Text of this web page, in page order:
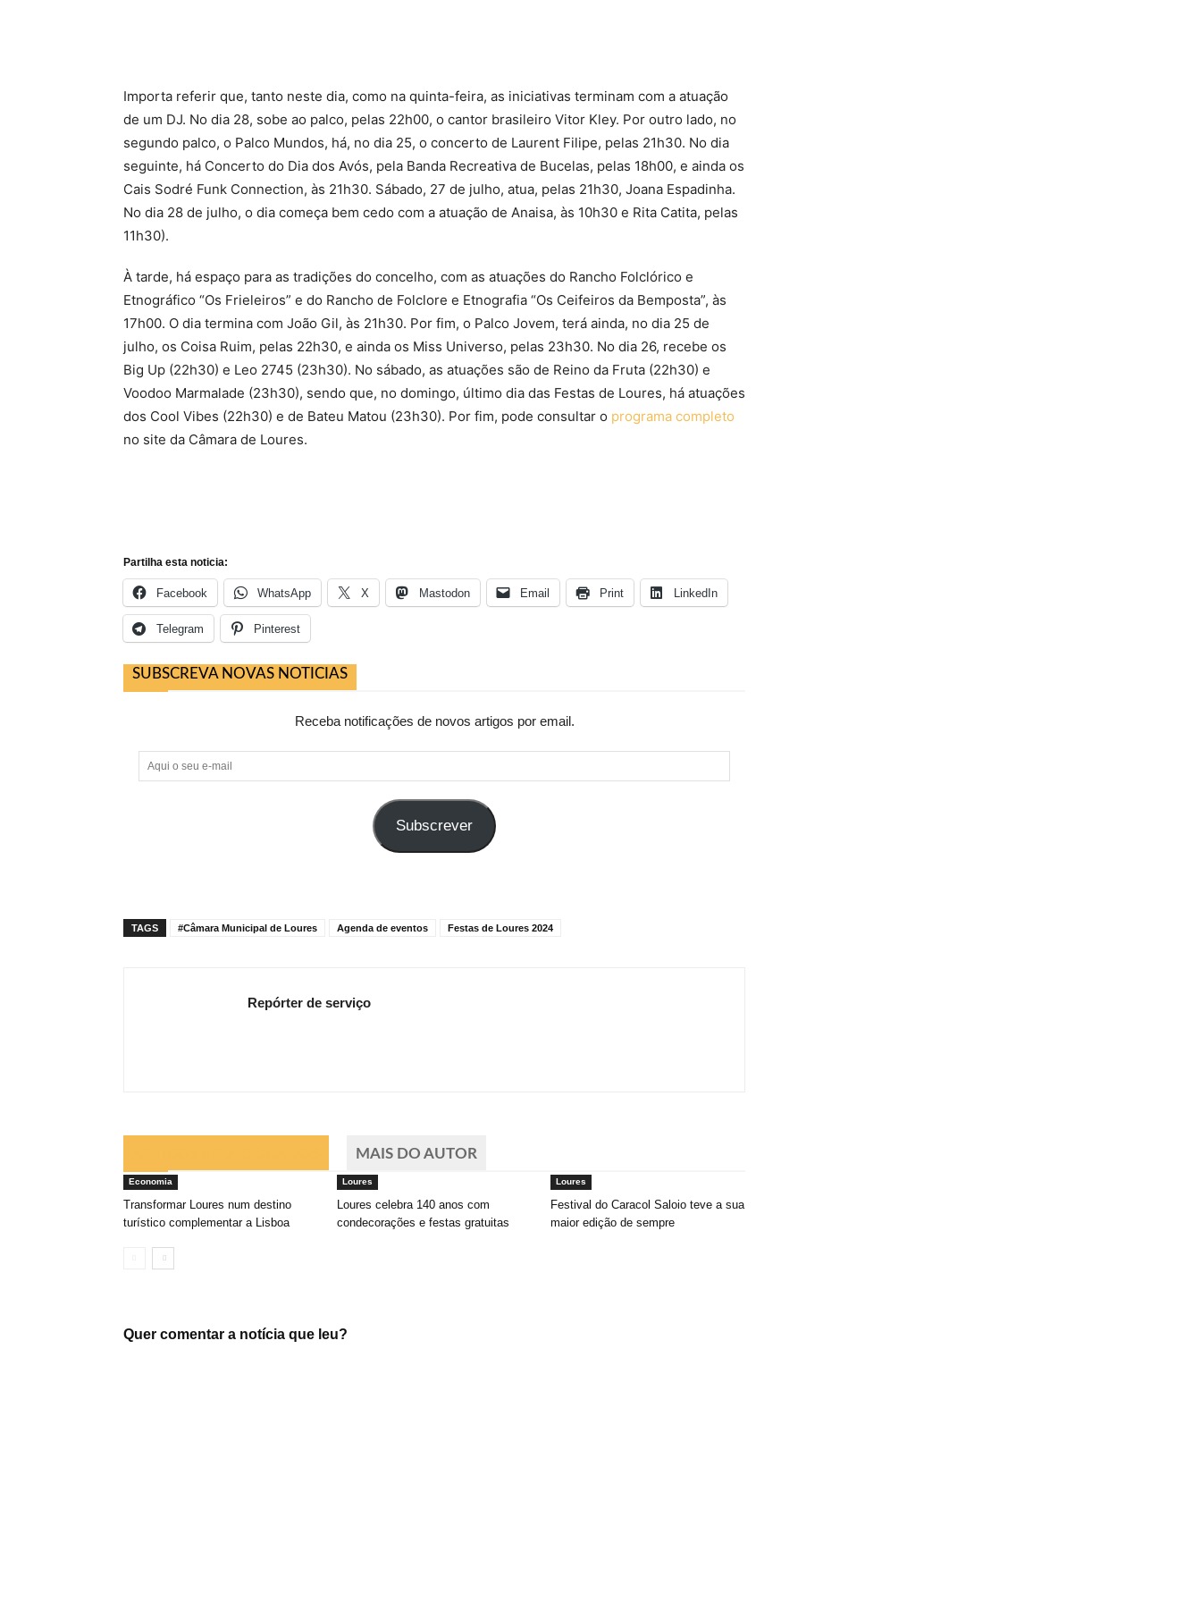
Importa referir que, tanto neste dia, como na quinta-feira, as iniciativas terminam com a atuação
de um DJ. No dia 28, sobe ao palco, pelas 22h00, o cantor brasileiro Vitor Kley. Por outro lado, no
segundo palco, o Palco Mundos, há, no dia 25, o concerto de Laurent Filipe, pelas 21h30. No dia
seguinte, há Concerto do Dia dos Avós, pela Banda Recreativa de Bucelas, pelas 18h00, e ainda os
Cais Sodré Funk Connection, às 21h30. Sábado, 27 de julho, atua, pelas 21h30, Joana Espadinha.
No dia 28 de julho, o dia começa bem cedo com a atuação de Anaisa, às 10h30 e Rita Catita, pelas
11h30).
À tarde, há espaço para as tradições do concelho, com as atuações do Rancho Folclórico e
Etnográfico “Os Frieleiros” e do Rancho de Folclore e Etnografia “Os Ceifeiros da Bemposta”, às
17h00. O dia termina com João Gil, às 21h30. Por fim, o Palco Jovem, terá ainda, no dia 25 de
julho, os Coisa Ruim, pelas 22h30, e ainda os Miss Universo, pelas 23h30. No dia 26, recebe os
Big Up (22h30) e Leo 2745 (23h30). No sábado, as atuações são de Reino da Fruta (22h30) e
Voodoo Marmalade (23h30), sendo que, no domingo, último dia das Festas de Loures, há atuações
dos Cool Vibes (22h30) e de Bateu Matou (23h30). Por fim, pode consultar o programa completo
no site da Câmara de Loures.
Partilha esta noticia:
Facebook WhatsApp X Mastodon Email Print LinkedIn
Telegram Pinterest
SUBSCREVA NOVAS NOTICIAS
Receba notificações de novos artigos por email.
Aqui
o
Subscrever
TAGS #Câmara Municipal de Loures Agenda de eventos Festas de Loures 2024
Repórter de serviço
MAIS DO AUTOR
Economia
Transformar Loures num destino
turístico complementar a Lisboa
Loures
Loures celebra 140 anos com
condecorações e festas gratuitas
Loures
Festival do Caracol Saloio teve a sua
maior edição de sempre
Quer comentar a notícia que leu?